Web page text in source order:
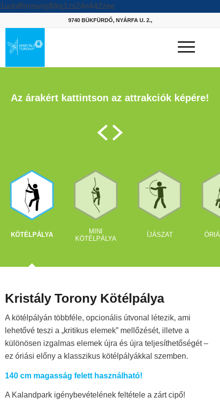
1udof8nrewisjflikq1zs24n442zee
9740 BÜKFÜRDŐ, NYÁRFA U. 2.,
Az árakért kattintson az attrakciók képére!
KÖTÉLPÁLYA
MINI
KÖTÉLPÁLYA
ÍJÁSZAT
Kristály Torony Kötélpálya
A kötélpályán többféle, opcionális útvonal létezik, ami
lehetővé teszi a „kritikus elemek” mellőzését, illetve a
különösen izgalmas elemek újra és újra teljesíthetőségét –
ez óriási előny a klasszikus kötélpályákkal szemben.
140 cm magasság felett használható!
A Kalandpark igénybevételének feltétele a zárt cipő!